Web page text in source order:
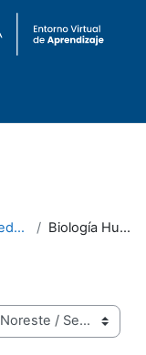
Sede Rivera Biología Humana - Rivera